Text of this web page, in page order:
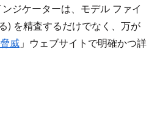
ジケーターは、モデル ファイ
) を精査するだけでなく、万が
威 」ウェブサイトで明確かつ詳